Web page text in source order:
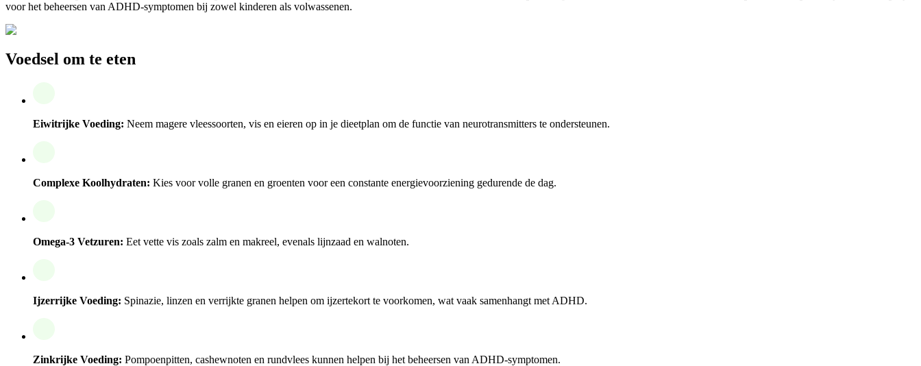
voor het beheersen van ADHD-symptomen bij zowel kinderen als volwassenen.
Voedsel om te eten
Eiwitrijke Voeding: Neem magere vleessoorten, vis en eieren op in je dieetplan om de functie van neurotransmitters te ondersteunen.
Complexe Koolhydraten: Kies voor volle granen en groenten voor een constante energievoorziening gedurende de dag.
Omega-3 Vetzuren: Eet vette vis zoals zalm en makreel, evenals lijnzaad en walnoten.
Ijzerrijke Voeding: Spinazie, linzen en verrijkte granen helpen om ijzertekort te voorkomen, wat vaak samenhangt met ADHD.
Zinkrijke Voeding: Pompoenpitten, cashewnoten en rundvlees kunnen helpen bij het beheersen van ADHD-symptomen.